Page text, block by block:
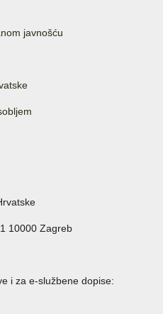
javnošću
10000 Zagreb
i za e-službene dopise: